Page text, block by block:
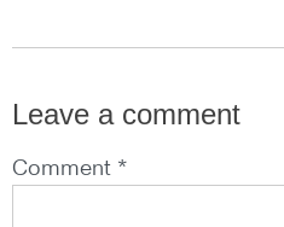
Leave a comment
Comment *